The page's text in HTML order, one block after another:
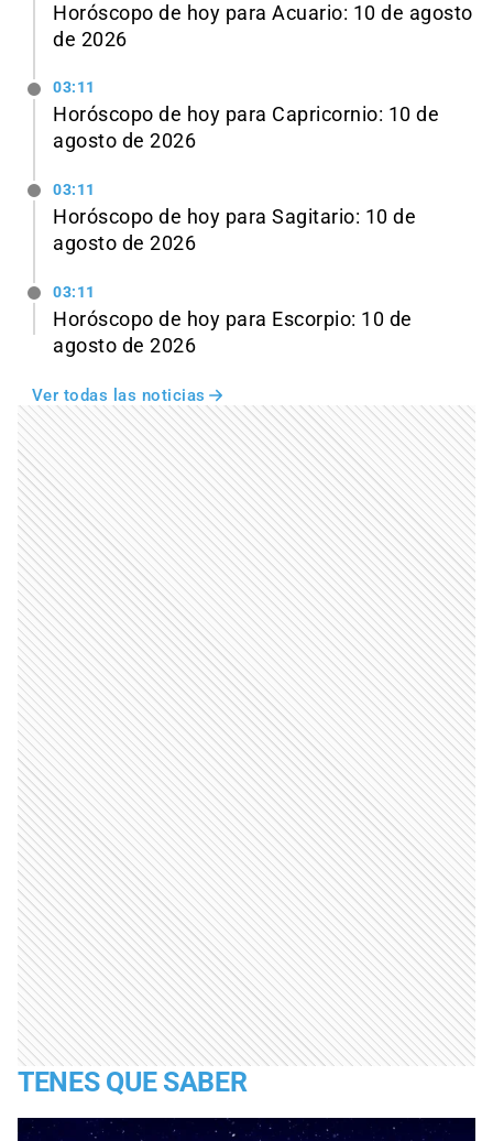
Horóscopo de hoy para Acuario: 10 de agosto
de 2026
03:11
Horóscopo de hoy para Capricornio: 10 de
agosto de 2026
03:11
Horóscopo de hoy para Sagitario: 10 de
agosto de 2026
03:11
Horóscopo de hoy para Escorpio: 10 de
agosto de 2026
Ver todas las noticias
TENES QUE SABER